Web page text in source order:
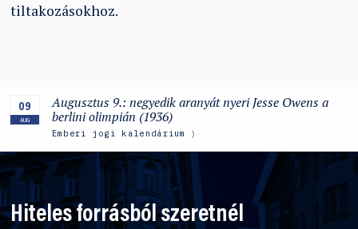
tiltakozásokhoz.
09
AUG
Augusztus 9.: negyedik aranyát nyeri Jesse Owens a
berlini olimpián (1936)
Emberi jogi kalendárium
Hiteles forrásból szeretnél